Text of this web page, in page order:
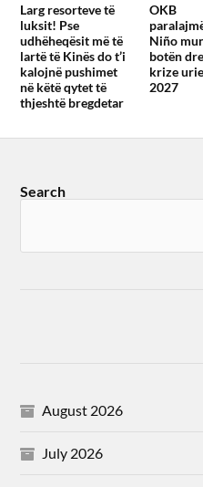
Larg resorteve të
luksit! Pse
udhëheqësit më të
lartë të Kinës do t’i
kalojnë pushimet
në këtë qytet të
thjeshtë bregdetar
OKB
Niño
botën
krize
2027
Search
August 2026
July 2026